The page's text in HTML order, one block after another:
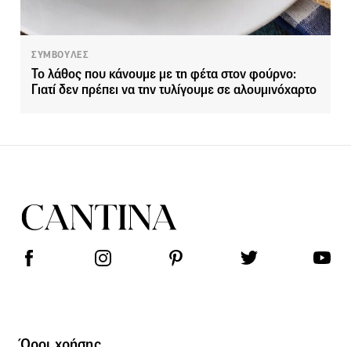
ΣΥΜΒΟΥΛΕΣ
Το λάθος που κάνουμε με τη φέτα στον φούρνο:
Γιατί δεν πρέπει να την τυλίγουμε σε αλουμινόχαρτο